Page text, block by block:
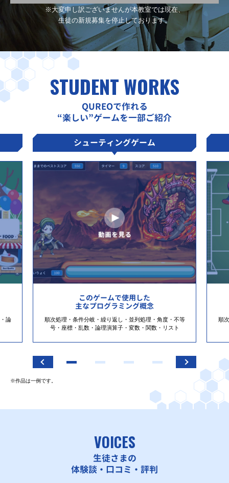
※大変申し訳ございませんが本教室では現在、
生徒の新規募集を停止しております。
STUDENT WORKS
QUREOで作れる
“楽しい”ゲームを一部ご紹介
論
シューティングゲーム
このゲームで使用した
主なプログラミング概念
順次処理・条件分岐・繰り返し・並列処理・角度・不等
号・座標・乱数・論理演算子・変数・関数・リスト
順
※作品は一例です。
VOICES
生徒さまの
体験談・口コミ・評判